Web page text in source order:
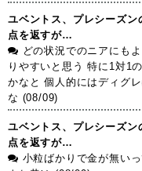
ユベントス、プレシーズ
点を返すが…
どの状況でのニアにも
りやすいと思う 特に1対1
かなと 個人的にはディグ
な (08/09)
ユベントス、プレシーズ
点を返すが…
小粒ばかりで金が無い